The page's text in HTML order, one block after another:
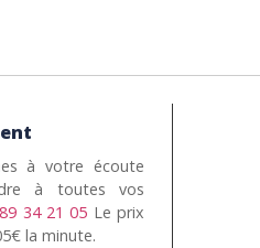
à votre écoute
à toutes vos
34 21 05 Le prix
la minute.